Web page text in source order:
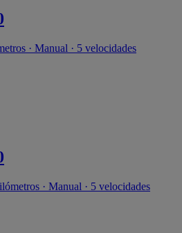
· Manual · 5 velocidades
· Manual · 5 velocidades